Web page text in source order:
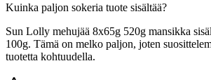
Kuinka paljon sokeria tuote sisältää?
Sun Lolly mehujää 8x65g 520g mansikka
100g. Tämä on melko paljon, joten
tuotetta kohtuudella.